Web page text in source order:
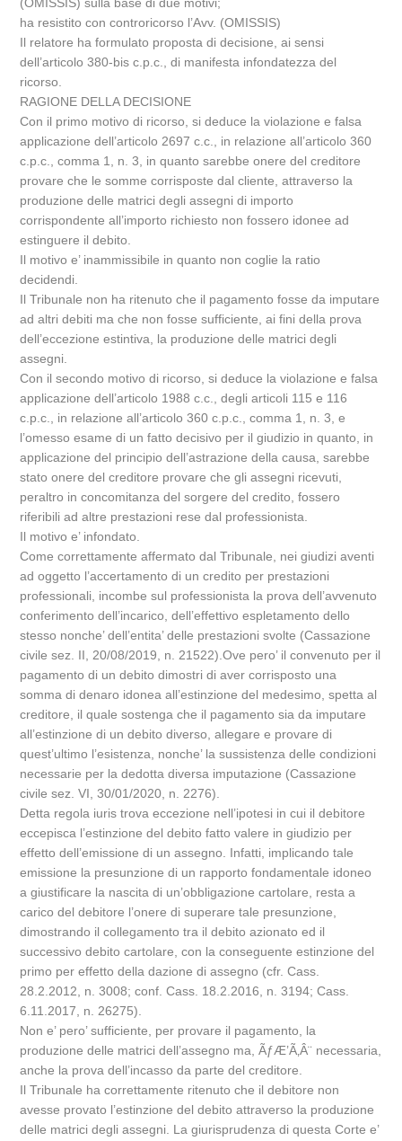
ha resistito con controricorso l’Avv. (OMISSIS)
Il relatore ha formulato proposta di decisione, ai sensi
dell’articolo 380-bis c.p.c., di manifesta infondatezza del
ricorso.
RAGIONE DELLA DECISIONE
Con il primo motivo di ricorso, si deduce la violazione e falsa
applicazione dell’articolo 2697 c.c., in relazione all’articolo 360
c.p.c., comma 1, n. 3, in quanto sarebbe onere del creditore
provare che le somme corrisposte dal cliente, attraverso la
produzione delle matrici degli assegni di importo
corrispondente all’importo richiesto non fossero idonee ad
estinguere il debito.
Il motivo e’ inammissibile in quanto non coglie la ratio
decidendi.
Il Tribunale non ha ritenuto che il pagamento fosse da imputare
ad altri debiti ma che non fosse sufficiente, ai fini della prova
dell’eccezione estintiva, la produzione delle matrici degli
assegni.
Con il secondo motivo di ricorso, si deduce la violazione e falsa
applicazione dell’articolo 1988 c.c., degli articoli 115 e 116
c.p.c., in relazione all’articolo 360 c.p.c., comma 1, n. 3, e
l’omesso esame di un fatto decisivo per il giudizio in quanto, in
applicazione del principio dell’astrazione della causa, sarebbe
stato onere del creditore provare che gli assegni ricevuti,
peraltro in concomitanza del sorgere del credito, fossero
riferibili ad altre prestazioni rese dal professionista.
Il motivo e’ infondato.
Come correttamente affermato dal Tribunale, nei giudizi aventi
ad oggetto l’accertamento di un credito per prestazioni
professionali, incombe sul professionista la prova dell’avvenuto
conferimento dell’incarico, dell’effettivo espletamento dello
stesso nonche’ dell’entita’ delle prestazioni svolte (Cassazione
civile sez. II, 20/08/2019, n. 21522).Ove pero’ il convenuto per il
pagamento di un debito dimostri di aver corrisposto una
somma di denaro idonea all’estinzione del medesimo, spetta al
creditore, il quale sostenga che il pagamento sia da imputare
all’estinzione di un debito diverso, allegare e provare di
quest’ultimo l’esistenza, nonche’ la sussistenza delle condizioni
necessarie per la dedotta diversa imputazione (Cassazione
civile sez. VI, 30/01/2020, n. 2276).
Detta regola iuris trova eccezione nell’ipotesi in cui il debitore
eccepisca l’estinzione del debito fatto valere in giudizio per
effetto dell’emissione di un assegno. Infatti, implicando tale
emissione la presunzione di un rapporto fondamentale idoneo
a giustificare la nascita di un’obbligazione cartolare, resta a
carico del debitore l’onere di superare tale presunzione,
dimostrando il collegamento tra il debito azionato ed il
successivo debito cartolare, con la conseguente estinzione del
primo per effetto della dazione di assegno (cfr. Cass.
28.2.2012, n. 3008; conf. Cass. 18.2.2016, n. 3194; Cass.
6.11.2017, n. 26275).
Non e’ pero’ sufficiente, per provare il pagamento, la
produzione delle matrici dell’assegno ma, ÃƒÆ’Ã‚Â¨ necessaria,
anche la prova dell’incasso da parte del creditore.
Il Tribunale ha correttamente ritenuto che il debitore non
avesse provato l’estinzione del debito attraverso la produzione
delle matrici degli assegni. La giurisprudenza di questa Corte e’